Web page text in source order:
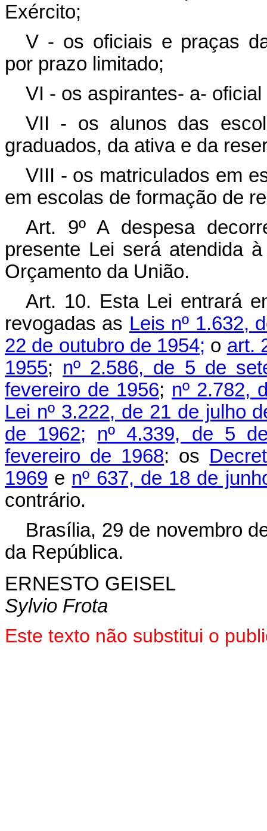
Exército;
V - os oficiais e praças
por prazo limitado;
VI - os aspirantes- a- oficial
VII - os alunos das
graduados, da ativa e da
VIII - os matriculados em
em escolas de formação de
Art. 9º A despesa
presente Lei será atendida
Orçamento da União.
Art. 10. Esta Lei entrará
revogadas as Leis nº 1.632,
22 de outubro de 1954; o art.
1955; nº 2.586, de 5 de
fevereiro de 1956; nº 2.782,
Lei nº 3.222, de 21 de julho
de 1962;
nº 4.339, de 5
fevereiro de 1968: os
1969 e nº 637, de 18 de
contrário.
Brasília, 29 de novembro
da República.
ERNESTO GEISEL
Sylvio Frota
Este texto não substitui o